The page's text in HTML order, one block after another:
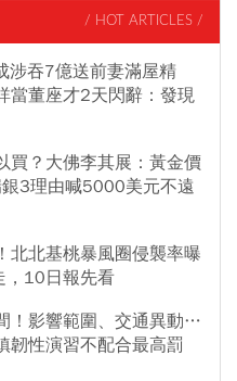
/ HOT ARTICLES /
涉吞7億送前妻滿屋精
當董座才2天閃辭：發現
買？大佛李其展：黃金價
3理由喊5000美元不遠
北北基桃暴風圈侵襲率曝
，10日報先看
！影響範圍、交通異動…
韌性演習不配合最高罰